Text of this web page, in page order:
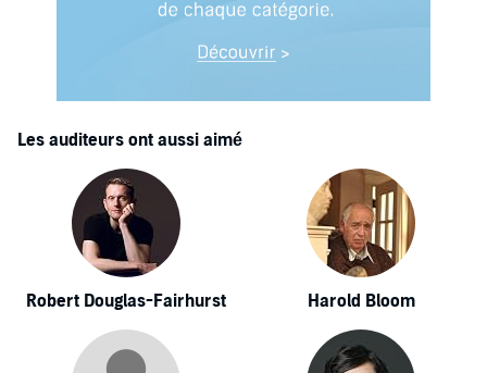
Les auditeurs ont aussi aimé
Robert Douglas-Fairhurst Harold Bloom